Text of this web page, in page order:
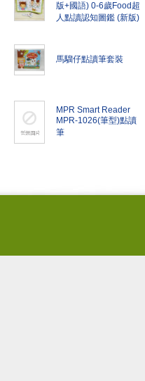
版+國語) 0-6歲Food超
人點讀認知圖鑑 (新版)
馬騮仔點讀筆套裝
MPR Smart Reader
MPR-1026(筆型)點讀
筆